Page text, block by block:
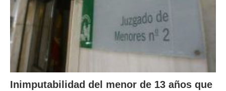
Inimputabilidad del menor de 13 años que